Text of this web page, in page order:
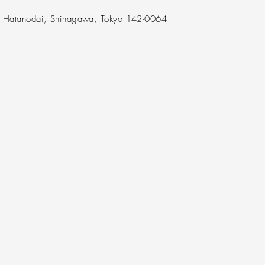
Hatanodai, Shinagawa, Tokyo 142-0064